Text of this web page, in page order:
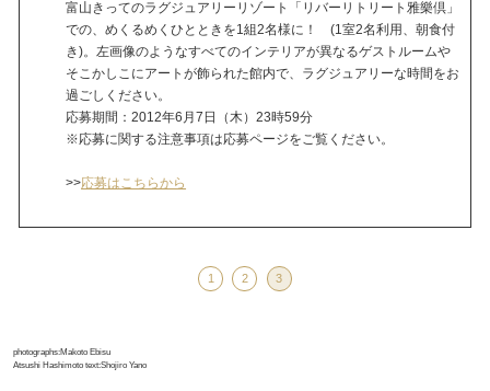
富山きってのラグジュアリーリゾート「リバーリトリート雅樂倶」
での、めくるめくひとときを1組2名様に！ (1室2名利用、朝食付
き)。左画像のようなすべてのインテリアが異なるゲストルームや
そこかしこにアートが飾られた館内で、ラグジュアリーな時間をお
過ごしください。
応募期間：2012年6月7日（木）23時59分
※応募に関する注意事項は応募ページをご覧ください。
>>応募はこちらから
1 2 3
photographs:Makoto Ebisu
Atsushi Hashimoto text:Shojiro Yano